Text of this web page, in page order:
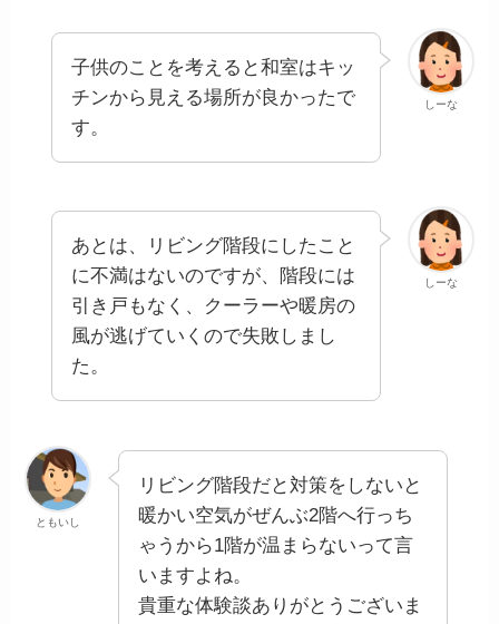
しーな
子供のことを考えると和室はキッ
チンから見える場所が良かったで
す。
しーな
あとは、リビング階段にしたこと
に不満はないのですが、階段には
引き戸もなく、クーラーや暖房の
風が逃げていくので失敗しまし
た。
ともいし
リビング階段だと対策をしないと
暖かい空気がぜんぶ2階へ行っち
ゃうから1階が温まらないって言
いますよね。
貴重な体験談ありがとうございま